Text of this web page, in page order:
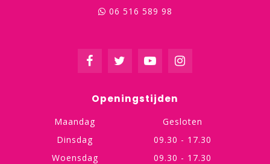
06 516 589 98
Openingstijden
Maandag
Gesloten
Dinsdag
09.30 - 17.30
Woensdag
09.30 - 17.30